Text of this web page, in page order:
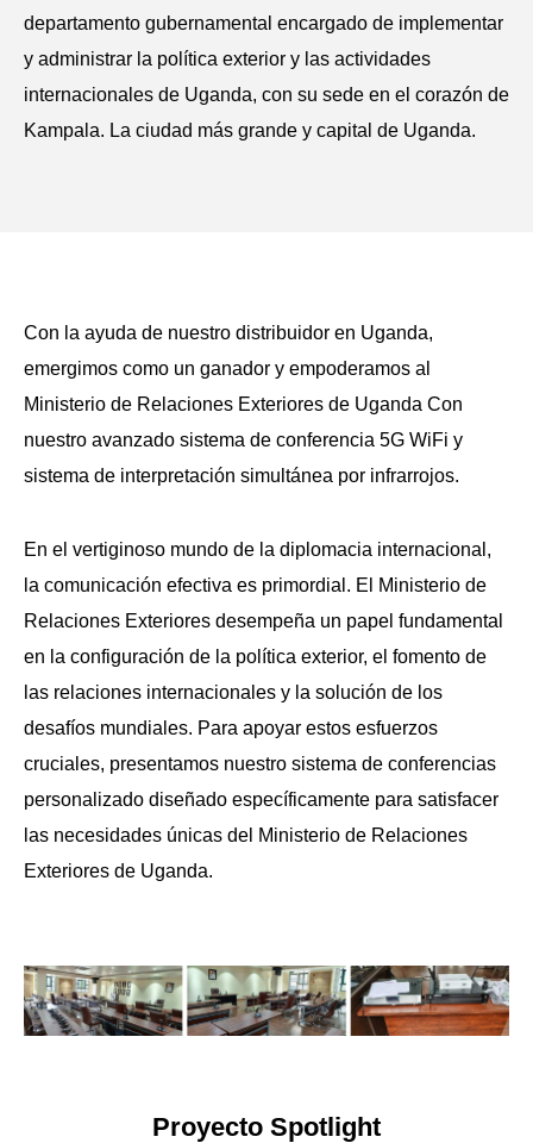
departamento gubernamental encargado de implementar
y administrar la política exterior y las actividades
internacionales de Uganda, con su sede en el corazón de
Kampala. La ciudad más grande y capital de Uganda.
Con la ayuda de nuestro distribuidor en Uganda,
emergimos como un ganador y empoderamos al
Ministerio de Relaciones Exteriores de Uganda Con
nuestro avanzado sistema de conferencia 5G WiFi y
sistema de interpretación simultánea por infrarrojos.
En el vertiginoso mundo de la diplomacia internacional,
la comunicación efectiva es primordial. El Ministerio de
Relaciones Exteriores desempeña un papel fundamental
en la configuración de la política exterior, el fomento de
las relaciones internacionales y la solución de los
desafíos mundiales. Para apoyar estos esfuerzos
cruciales, presentamos nuestro sistema de conferencias
personalizado diseñado específicamente para satisfacer
las necesidades únicas del Ministerio de Relaciones
Exteriores de Uganda.
Proyecto Spotlight